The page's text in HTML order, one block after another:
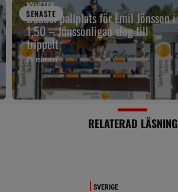
SENASTE
NYHETER
Dubbel pallplats för Emil Jönsson i
1,50 – Jönssonligan slog till
trippelt
26 minuter
RELATERAD LÄSNING
SVERIGE